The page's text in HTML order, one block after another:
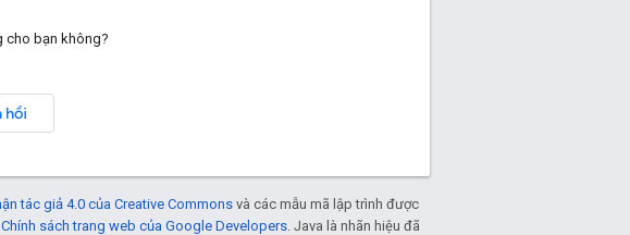
cho bạn không?
hồi
tác giả 4.0 của Creative Commonsvà các mẫu mã lập trình được
Chính sách trang web của Google Developers . Java là nhãn hiệu đã